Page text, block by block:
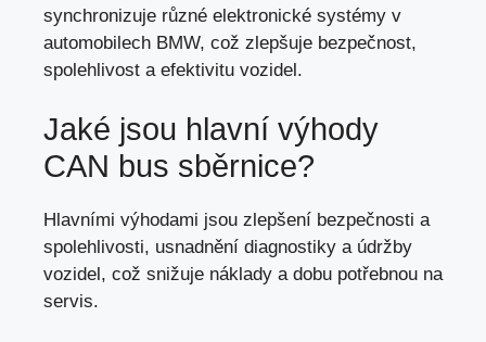
synchronizuje různé elektronické systémy v
automobilech BMW, což zlepšuje bezpečnost,
spolehlivost a efektivitu vozidel.
Jaké jsou hlavní výhody
CAN bus sběrnice?
Hlavními výhodami jsou zlepšení bezpečnosti a
spolehlivosti, usnadnění diagnostiky a údržby
vozidel, což snižuje náklady a dobu potřebnou na
servis.